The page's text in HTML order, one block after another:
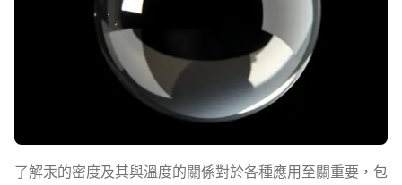
了解汞的密度及其與溫度的關係對於各種應用至關重要，包